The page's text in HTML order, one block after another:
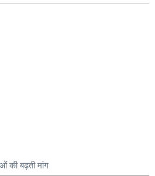
की बढ़ती मांग